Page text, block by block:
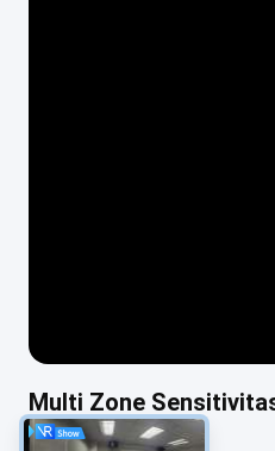
Multi Zone
Internasional